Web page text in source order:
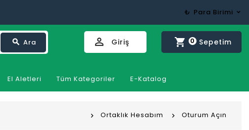
₺ Para Birimi
search Ara perm_identity Giriş shopping_cart Sepetim
0
El Aletleri Tüm Kategoriler E-Katalog
Ortaklık Hesabım Oturum Açın